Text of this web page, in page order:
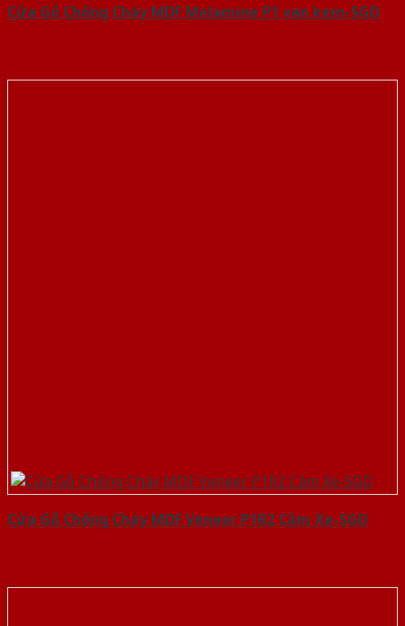
Cửa Gỗ Chống Cháy MDF Melamine P1 van kem-SGD
Cửa Gỗ Chống Cháy MDF Veneer P1R2 Căm Xe-SGD